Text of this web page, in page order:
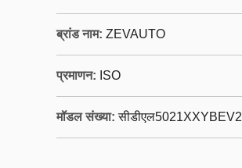
ब्रांड नाम: ZEVAUTO
प्रमाणन: ISO
मॉडल संख्या: सीडीएल5021XXYBEV2